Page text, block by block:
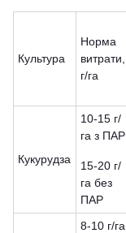
Культура
Норма
витрати,
г/га
Кукурудза
10-15 г/
га з ПАР
15-20 г/
га без
ПАР
8-10 г/га